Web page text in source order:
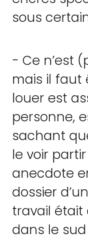
sous
- Ce n’est
mais il faut
louer est
personne,
sachant
le voir
anecdote
dossier
travail était
dans le sud